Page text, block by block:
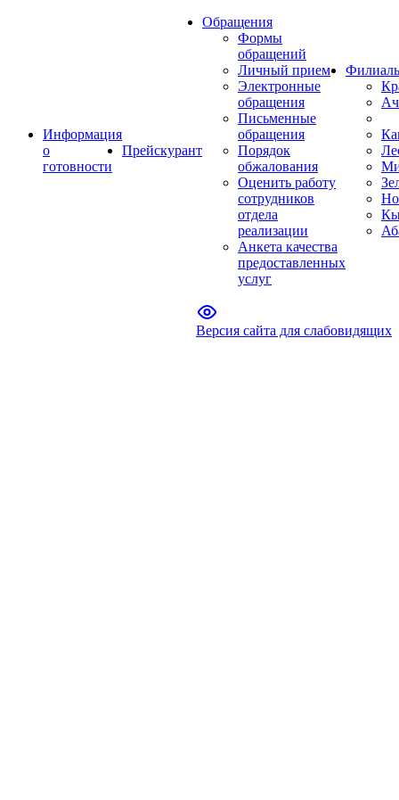
Информация
о
готовности
Прейскурант
Обращения
Формы
обращений
Личный прием
Электронные
обращения
Письменные
обращения
Порядок
обжалования
Оценить работу
сотрудников
отдела
реализации
Анкета качества
предоставленных
услуг
Версия сайта для слабовидящих